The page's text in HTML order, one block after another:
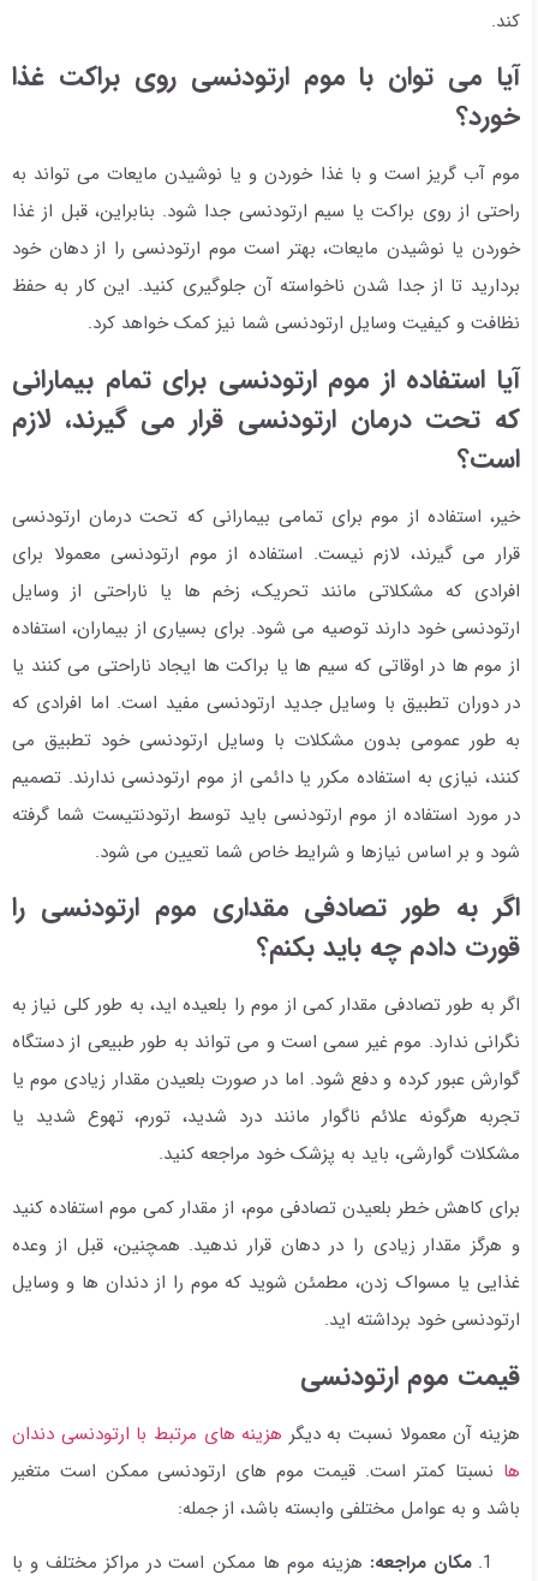
کند.
آیا می توان با موم ارتودنسی روی براکت غذا
خورد؟
موم آب گریز است و با غذا خوردن و یا نوشیدن مایعات می تواند به
راحتی از روی براکت یا سیم ارتودنسی جدا شود. بنابراین، قبل از غذا
خوردن یا نوشیدن مایعات، بهتر است موم ارتودنسی را از دهان خود
بردارید تا از جدا شدن ناخواسته آن جلوگیری کنید. این کار به حفظ
نظافت و کیفیت وسایل ارتودنسی شما نیز کمک خواهد کرد.
آیا استفاده از موم ارتودنسی برای تمام بیمارانی
که تحت درمان ارتودنسی قرار می گیرند، لازم
است؟
خیر، استفاده از موم برای تمامی بیمارانی که تحت درمان ارتودنسی
قرار می گیرند، لازم نیست. استفاده از موم ارتودنسی معمولا برای
افرادی که مشکلاتی مانند تحریک، زخم ها یا ناراحتی از وسایل
ارتودنسی خود دارند توصیه می شود. برای بسیاری از بیماران، استفاده
از موم ها در اوقاتی که سیم ها یا براکت ها ایجاد ناراحتی می کنند یا
در دوران تطبیق با وسایل جدید ارتودنسی مفید است. اما افرادی که
به طور عمومی بدون مشکلات با وسایل ارتودنسی خود تطبیق می
کنند، نیازی به استفاده مکرر یا دائمی از موم ارتودنسی ندارند. تصمیم
در مورد استفاده از موم ارتودنسی باید توسط ارتودنتیست شما گرفته
شود و بر اساس نیازها و شرایط خاص شما تعیین می شود.
اگر به طور تصادفی مقداری موم ارتودنسی را
قورت دادم چه باید بکنم؟
اگر به طور تصادفی مقدار کمی از موم را بلعیده اید، به طور کلی نیاز به
نگرانی ندارد. موم غیر سمی است و می تواند به طور طبیعی از دستگاه
گوارش عبور کرده و دفع شود. اما در صورت بلعیدن مقدار زیادی موم یا
تجربه هرگونه علائم ناگوار مانند درد شدید، تورم، تهوع شدید یا
مشکلات گوارشی، باید به پزشک خود مراجعه کنید.
برای کاهش خطر بلعیدن تصادفی موم، از مقدار کمی موم استفاده کنید
و هرگز مقدار زیادی را در دهان قرار ندهید. همچنین، قبل از وعده
غذایی یا مسواک زدن، مطمئن شوید که موم را از دندان ها و وسایل
ارتودنسی خود برداشته اید.
قیمت موم ارتودنسی
هزینه آن معمولا نسبت به دیگر هزینه های مرتبط با ارتودنسی دندان
ها نسبتا کمتر است. قیمت موم های ارتودنسی ممکن است متغیر
باشد و به عوامل مختلفی وابسته باشد، از جمله:
مکان مراجعه: هزینه موم ها ممکن است در مراکز مختلف و با